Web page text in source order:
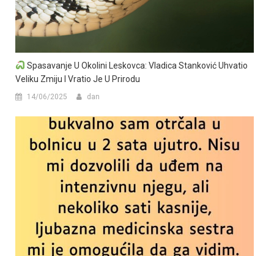
Spasavanje U Okolini Leskovca: Vladica Stanković Uhvatio
Veliku Zmiju I Vratio Je U Prirodu
14/06/2025 dan